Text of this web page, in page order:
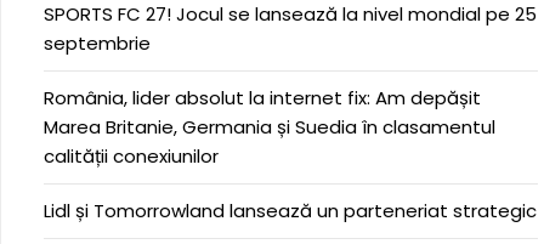
SPORTS FC 27! Jocul se lansează la nivel mondial pe 25
septembrie
România, lider absolut la internet fix: Am depășit
Marea Britanie, Germania și Suedia în clasamentul
calității conexiunilor
Lidl și Tomorrowland lansează un parteneriat strategic